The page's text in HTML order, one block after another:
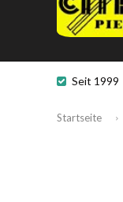
Seit 1999
Startseite